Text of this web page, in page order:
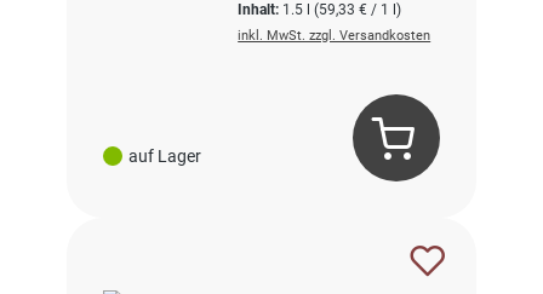
auf Lager
Inhalt: 1.5 l(59,33 € / 1 l)
inkl. MwSt. zzgl. Versandkosten